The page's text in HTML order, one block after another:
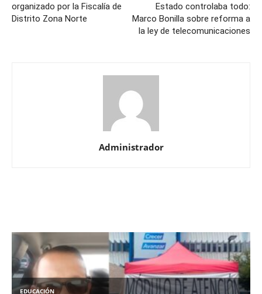
organizado por la Fiscalía de
Distrito Zona Norte
Estado controlaba todo:
Marco Bonilla sobre reforma a
la ley de telecomunicaciones
Administrador